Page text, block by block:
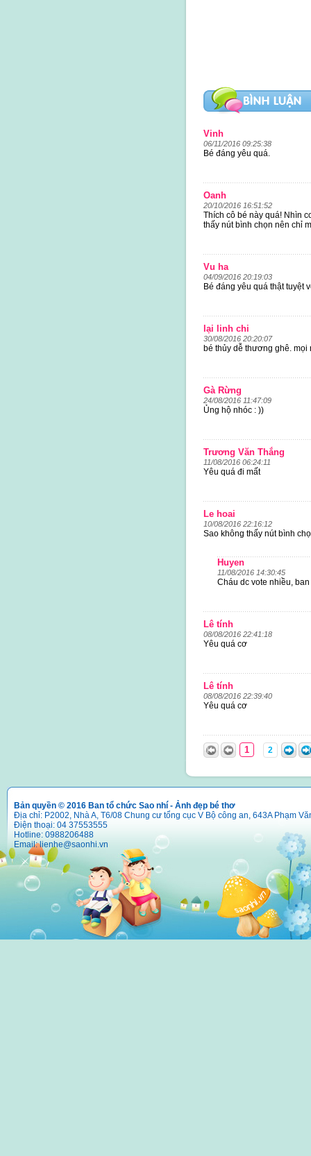
Vinh
06/11/2016 09:25:38
Bé đáng yêu quá.
Oanh
20/10/2016 16:51:52
Thích cô bé này quá! Nhìn
thấy nút bình chọn nên chỉ
Vu ha
04/09/2016 20:19:03
Bé đáng yêu quá thật tuyệt
lại linh chi
30/08/2016 20:20:07
bé thủy dễ thương ghê.
Gà Rừng
24/08/2016 11:47:09
Ủng hộ nhóc : ))
Trương Văn Thắng
11/08/2016 06:24:11
Yêu quá đi mất
Le hoai
10/08/2016 22:16:12
Sao không thấy nút bình
Huyen
11/08/2016 14:30:45
Cháu dc vote nhiều,
Lê tính
08/08/2016 22:41:18
Yêu quá cơ
Lê tính
08/08/2016 22:39:40
Yêu quá cơ
1 2
Bản quyền © 2016 Ban tổ chức Sao nhí - Ảnh đẹp bé thơ
Địa chỉ: P2002, Nhà A, T6/08 Chung cư tổng cục V Bộ công an, 643A Phạm
Điện thoại: 04 37553555
Hotline: 0988206488
Email:lienhe@saonhi.vn